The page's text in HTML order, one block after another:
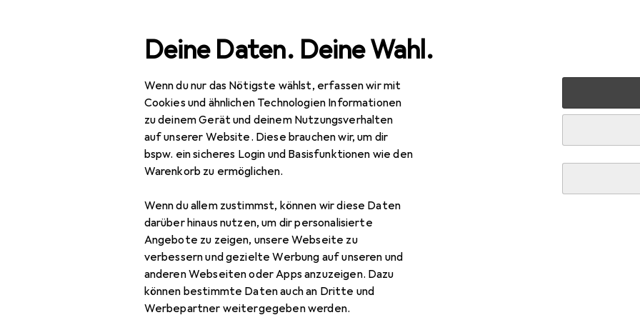
Deine Daten. Deine Wahl.
Wenn du nur das Nötigste wählst, erfassen wir mit
Cookies und ähnlichen Technologien Informationen
zu deinem Gerät und deinem Nutzungsverhalten
auf unserer Website. Diese brauchen wir, um dir
bspw. ein sicheres Login und Basisfunktionen wie den
Warenkorb zu ermöglichen.
Wenn du allem zustimmst, können wir diese Daten
darüber hinaus nutzen, um dir personalisierte
Angebote zu zeigen, unsere Webseite zu
verbessern und gezielte Werbung auf unseren und
anderen Webseiten oder Apps anzuzeigen. Dazu
können bestimmte Daten auch an Dritte und
Werbepartner weitergegeben werden.
Navigation nach Kategorien
Badezimmeraufbewahrung
Gesamtsortiment Wohnen Aufbewahrung + Ordnung